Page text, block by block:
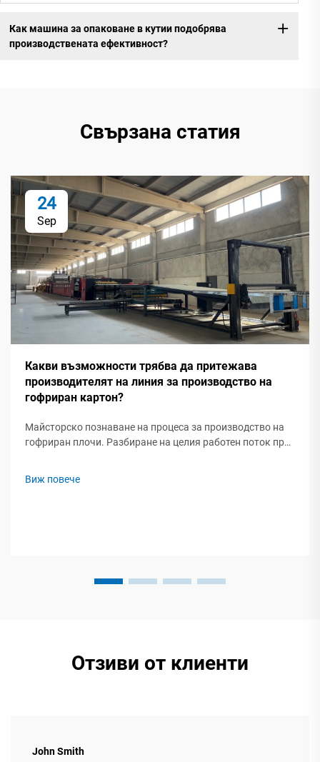
Как машина за опаковане в кутии подобрява
производствената ефективност?
Свързана статия
24
Sep
Какви възможности трябва да притежава
производителят на линия за производство на
гофриран картон?
Майсторско познаване на процеса за производство на
гофриран плочи. Разбиране на целия работен поток при
превръщането на основни материали в здраво
Виж повече
Отзиви от клиенти
John Smith